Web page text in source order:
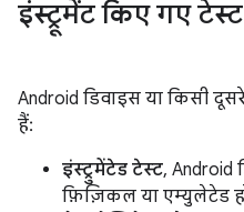
इंस्ट्रूमेंट किए गए
Android डिवाइस या किसी
हैं:
इंस्ट्रुमेंटेड टेस्ट, Android
फ़िज़िकल या एम्युलेटेड